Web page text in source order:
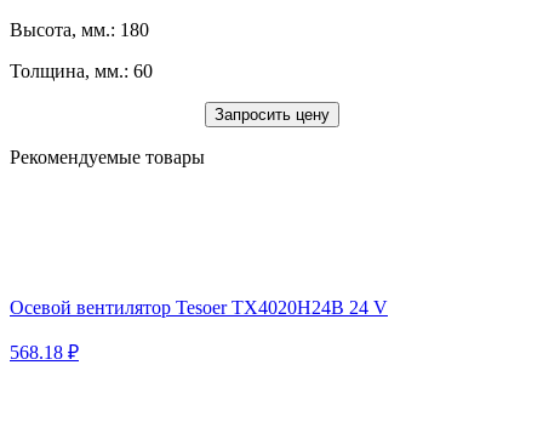
Высота, мм.: 180
Толщина, мм.: 60
Запросить цену
Рекомендуемые товары
Осевой вентилятор Tesoer TX4020H24B 24 V
568.18 ₽